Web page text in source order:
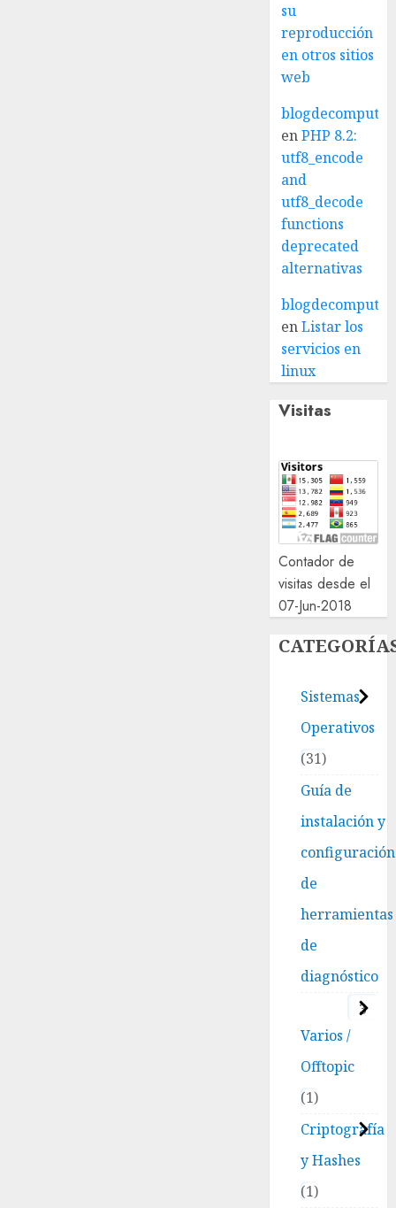
su
reproducción
en otros sitios
web
enPHP 8.2:
utf8_encode
and
utf8_decode
functions
deprecated
alternativas
enListar los
servicios en
linux
Visitas
Contador de
visitas desde el
07-Jun-2018
Sistemas
Operativos
31
Guía de
instalación y
configuración
de
herramientas
de
diagnóstico
3
Varios /
Offtopic
1
Criptografía
y Hashes
1